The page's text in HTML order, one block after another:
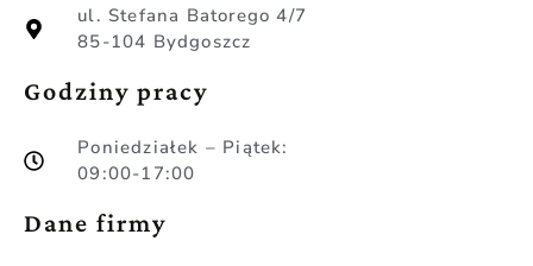
ul. Stefana Batorego 4/7
85-104 Bydgoszcz
Godziny pracy
Poniedziałek – Piątek:
09:00-17:00
Dane firmy